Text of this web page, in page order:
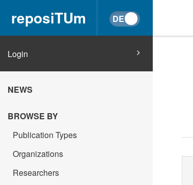
reposiTUm
Login
NEWS
BROWSE BY
Publication Types
Organizations
Researchers